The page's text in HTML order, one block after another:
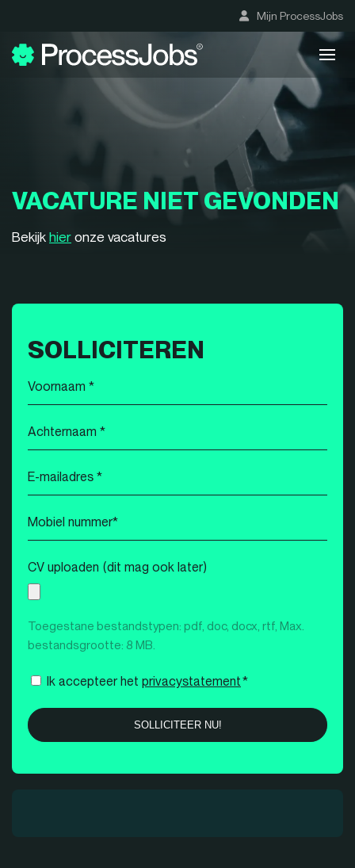
Mijn ProcessJobs
VACATURE NIET GEVONDEN
Bekijk hier onze vacatures
SOLLICITEREN
Voornaam
*
Achternaam
*
E-
mailadres
*
Mobiel
nummer
*
CV uploaden (dit mag ook later)
Toegestane bestandstypen: pdf, doc, docx, rtf, Max.
bestandsgrootte: 8 MB.
Instemming
Ik accepteer het privacystatement*